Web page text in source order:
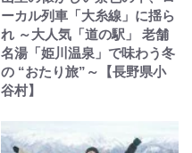
ーカル列車「大糸線」に揺ら
れ ～大人気「道の駅」 老舗
名湯「姫川温泉」で味わう冬
の “おたり旅”～【長野県小
谷村】